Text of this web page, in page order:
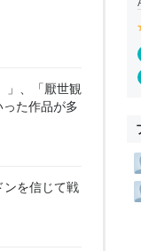
」、「厭世観
た作品が多
ンを信じて戦
o